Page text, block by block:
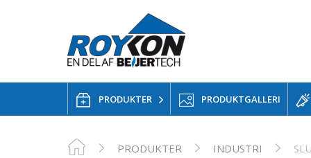
PRODUKTER PRODUKTGALLERI
PRODUKTER INDUSTRI